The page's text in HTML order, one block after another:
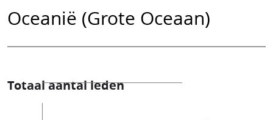
Oceanië (Grote Oceaan)
Totaal aantal leden